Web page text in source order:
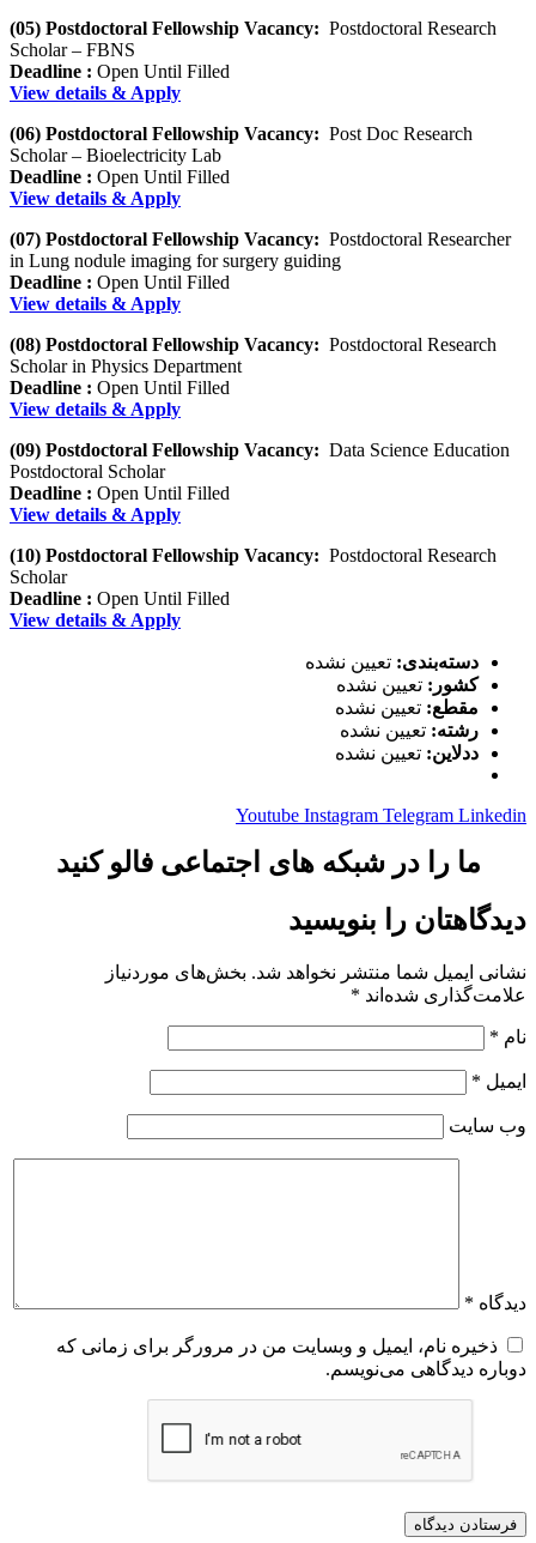
(05) Postdoctoral Fellowship Vacancy: Postdoctoral Research
Scholar – FBNS
Deadline : Open Until Filled
View details & Apply
(06) Postdoctoral Fellowship Vacancy: Post Doc Research
Scholar – Bioelectricity Lab
Deadline : Open Until Filled
View details & Apply
(07) Postdoctoral Fellowship Vacancy: Postdoctoral Researcher
in Lung nodule imaging for surgery guiding
Deadline : Open Until Filled
View details & Apply
(08) Postdoctoral Fellowship Vacancy: Postdoctoral Research
Scholar in Physics Department
Deadline : Open Until Filled
View details & Apply
(09) Postdoctoral Fellowship Vacancy: Data Science Education
Postdoctoral Scholar
Deadline : Open Until Filled
View details & Apply
(10) Postdoctoral Fellowship Vacancy: Postdoctoral Research
Scholar
Deadline : Open Until Filled
View details & Apply
دسته‌بندی: تعیین نشده
کشور: تعیین نشده
مقطع: تعیین نشده
رشته: تعیین نشده
ددلاین: تعیین نشده
Youtube Instagram Telegram Linkedin
ما را در شبکه های اجتماعی فالو کنید
دیدگاهتان را بنویسید
نشانی ایمیل شما منتشر نخواهد شد. بخش‌های موردنیاز
علامت‌گذاری شده‌اند *
نام *
ایمیل *
وب‌ سایت
دیدگاه *
ذخیره نام، ایمیل و وبسایت من در مرورگر برای زمانی که
دوباره دیدگاهی می‌نویسم.